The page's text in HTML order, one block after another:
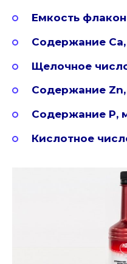
Емкость
Содержание
Щелочное
Содержание Zn,
Содержание P,
Кислотное